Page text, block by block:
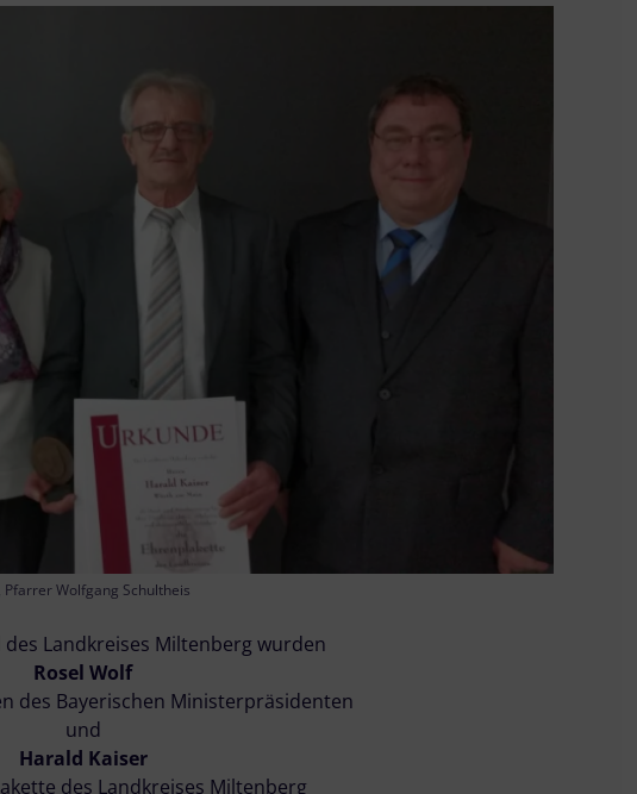
Wolfgang Schultheis
Landkreises Miltenberg wurden
Rosel Wolf
des Bayerischen Ministerpräsidenten
und
Harald Kaiser
des Landkreises Miltenberg